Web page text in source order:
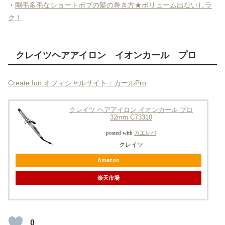
・ 剛毛多毛なショートボブの髪の巻き方★ボリューム出ないしラ
ク！
クレイツヘアアイロン イオンカール プロ
Create Ion オフィシャルサイト：カールPro
クレイツ ヘアアイロン イオンカール プロ
32mm C73310
posted with カエレバ
クレイツ
Amazon
楽天市場
0